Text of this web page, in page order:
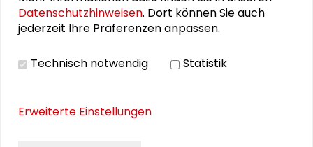
THEMEN ZU DIESEM BEITRAG
Kommunikation und Kultur
Internationale Politik
Datenschutzhinweisen. Dort können Sie auch
jederzeit Ihre Präferenzen anpassen.
Technisch notwendig Statistik
Erweiterte Einstellungen